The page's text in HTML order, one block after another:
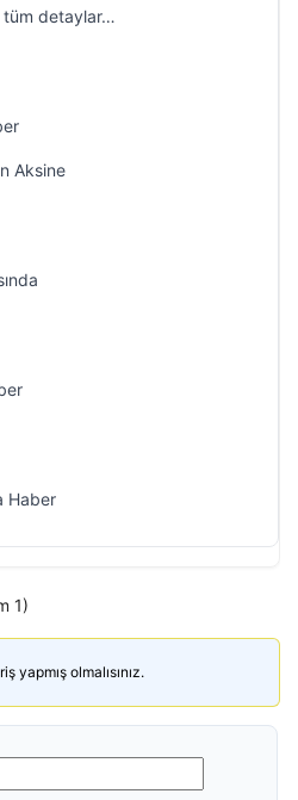
tüm detaylar…
Aksine
Haber
1)
yapmış olmalısınız.